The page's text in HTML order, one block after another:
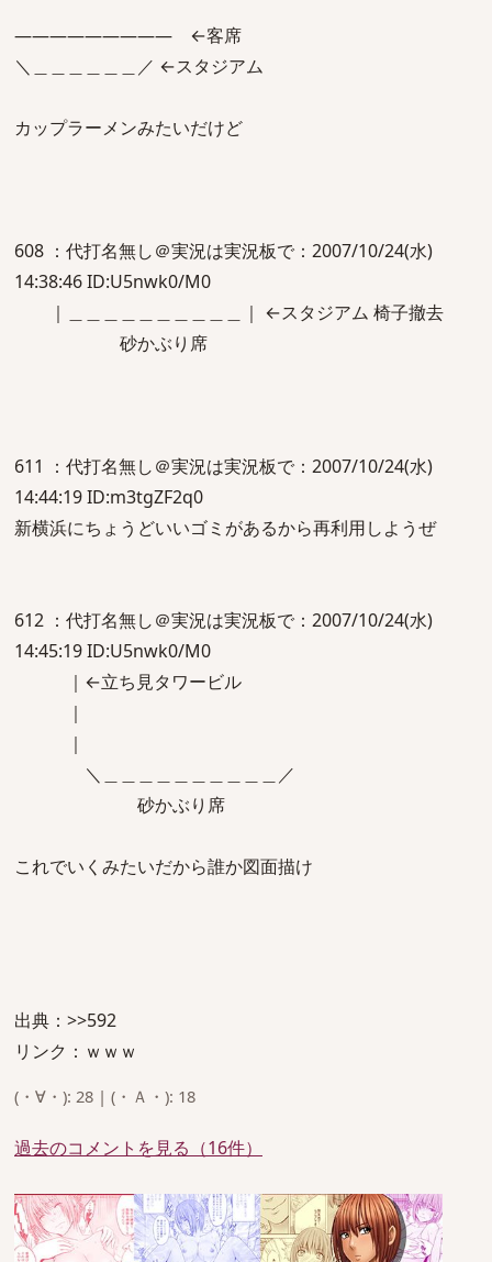
――――――――― ←客席
＼＿＿＿＿＿＿／ ←スタジアム
カップラーメンみたいだけど
608 ：代打名無し＠実況は実況板で：2007/10/24(水)
14:38:46 ID:U5nwk0/M0
｜＿＿＿＿＿＿＿＿＿＿｜ ←スタジアム 椅子撤去
砂かぶり席
611 ：代打名無し＠実況は実況板で：2007/10/24(水)
14:44:19 ID:m3tgZF2q0
新横浜にちょうどいいゴミがあるから再利用しようぜ
612 ：代打名無し＠実況は実況板で：2007/10/24(水)
14:45:19 ID:U5nwk0/M0
｜←立ち見タワービル
｜
｜
＼＿＿＿＿＿＿＿＿＿＿／
砂かぶり席
これでいくみたいだから誰か図面描け
出典：>>592
リンク：ｗｗｗ
(・∀・): 28 | (・Ａ・): 18
過去のコメントを見る（16件）